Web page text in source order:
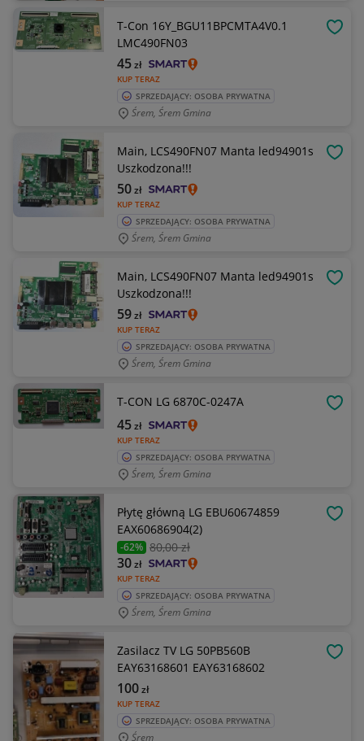
T-Con 16Y_BGU11BPCMTA4V0.1
LMC490FN03
KUP TERAZ
45zł
SPRZEDAJĄCY: OSOBA PRYWATNA
Śrem, Śrem Gmina
Main, LCS490FN07 Manta led94901s
Uszkodzona!!!
KUP TERAZ
50zł
SPRZEDAJĄCY: OSOBA PRYWATNA
Śrem, Śrem Gmina
Main, LCS490FN07 Manta led94901s
Uszkodzona!!!
KUP TERAZ
59zł
SPRZEDAJĄCY: OSOBA PRYWATNA
Śrem, Śrem Gmina
T-CON LG 6870C-0247A
KUP TERAZ
45zł
SPRZEDAJĄCY: OSOBA PRYWATNA
Śrem, Śrem Gmina
Płytę główną LG EBU60674859
EAX60686904(2)
-62% 80,00 zł
KUP TERAZ
30zł
SPRZEDAJĄCY: OSOBA PRYWATNA
Śrem, Śrem Gmina
Zasilacz TV LG 50PB560B
EAY63168601 EAY63168602
KUP TERAZ
100zł
SPRZEDAJĄCY: OSOBA PRYWATNA
Śrem